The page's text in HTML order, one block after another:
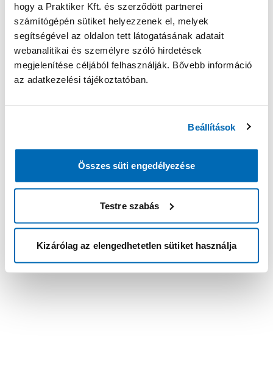
hogy a Praktiker Kft. és szerződött partnerei
számítógépén sütiket helyezzenek el, melyek
segítségével az oldalon tett látogatásának adatait
webanalitikai és személyre szóló hirdetések
megjelenítése céljából felhasználják. Bővebb információ
az adatkezelési tájékoztatóban.
Beállítások
Összes süti engedélyezése
Testre szabás
Kizárólag az elengedhetetlen sütiket használja